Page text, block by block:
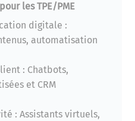
les TPE/PME
digitale :
automatisation
: Chatbots,
et CRM
: Assistants virtuels,